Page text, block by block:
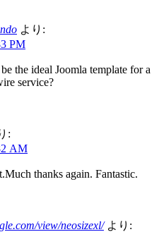
より:
PM
the ideal Joomla template for a
service?
:
AM
thanks again. Fantastic.
view/neosizexl/ より: